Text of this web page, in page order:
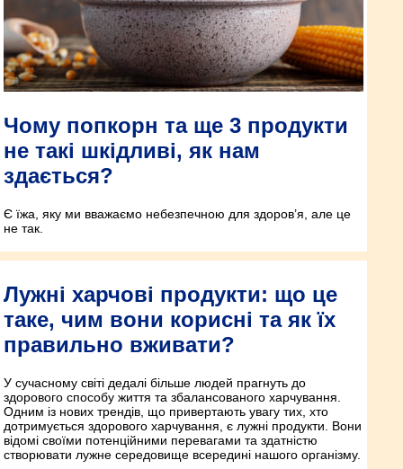
Чому попкорн та ще 3 продукти
не такі шкідливі, як нам
здається?
Є їжа, яку ми вважаємо небезпечною для здоров’я, але це
не так.
Лужні харчові продукти: що це
таке, чим вони корисні та як їх
правильно вживати?
У сучасному світі дедалі більше людей прагнуть до
здорового способу життя та збалансованого харчування.
Одним із нових трендів, що привертають увагу тих, хто
дотримується здорового харчування, є лужні продукти. Вони
відомі своїми потенційними перевагами та здатністю
створювати лужне середовище всередині нашого організму.